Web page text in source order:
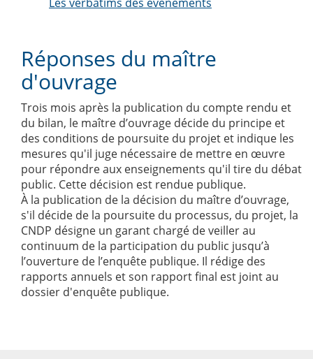
Réponses du maître
d'ouvrage
Trois mois après la publication du compte rendu et
du bilan, le maître d’ouvrage décide du principe et
des conditions de poursuite du projet et indique les
mesures qu'il juge nécessaire de mettre en œuvre
pour répondre aux enseignements qu'il tire du débat
public. Cette décision est rendue publique.
À la publication de la décision du maître d’ouvrage,
s'il décide de la poursuite du processus, du projet, la
CNDP désigne un garant chargé de veiller au
continuum de la participation du public jusqu’à
l’ouverture de l’enquête publique. Il rédige des
rapports annuels et son rapport final est joint au
dossier d'enquête publique.